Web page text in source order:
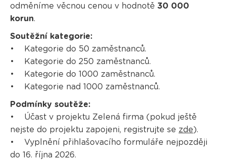
odměníme věcnou cenou v hodnotě 30 000
korun.
Soutěžní kategorie:
• Kategorie do 50 zaměstnanců.
• Kategorie do 250 zaměstnanců.
• Kategorie do 1000 zaměstnanců.
• Kategorie nad 1000 zaměstnanců.
Podmínky soutěže:
• Účast v projektu Zelená firma (pokud ještě
nejste do projektu zapojeni, registrujte se zde).
• Vyplnění přihlašovacího formuláře nejpozději
do 16. října 2026.